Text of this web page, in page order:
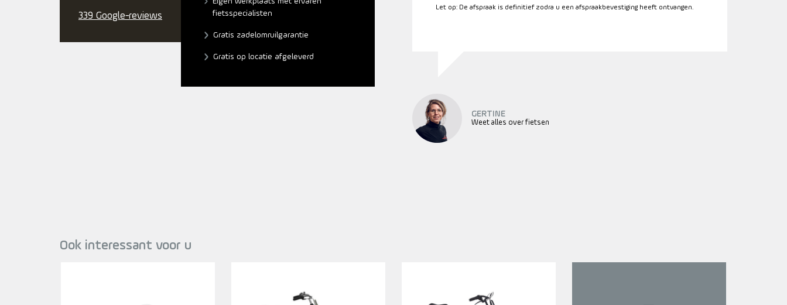
339 Google-reviews
fietsspecialisten
Gratis zadelomruilgarantie
Gratis op locatie afgeleverd
Let op: De afspraak is definitief zodra u een afspraakbevestiging heeft ontvangen.
GERTINE
Weet alles over fietsen
Ook interessant voor u